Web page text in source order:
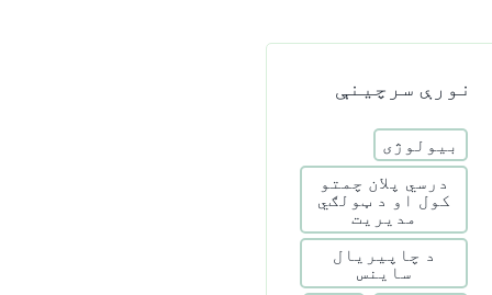
نورې سرچینې
بیولوژی
درسي پلان چمتو
کول او د ټولګي
مدیریت
د چاپیریال
ساینس